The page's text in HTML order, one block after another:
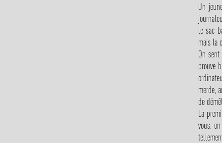
Un
le sac
mais la
On
prouve
merde,
de
La
vous,